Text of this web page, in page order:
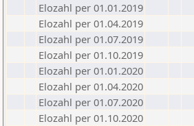
Elozahl per 01.01.2019
Elozahl per 01.04.2019
Elozahl per 01.07.2019
Elozahl per 01.10.2019
Elozahl per 01.01.2020
Elozahl per 01.04.2020
Elozahl per 01.07.2020
Elozahl per 01.10.2020